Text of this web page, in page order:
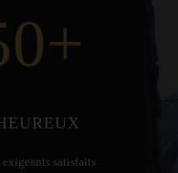
+
satisfaits